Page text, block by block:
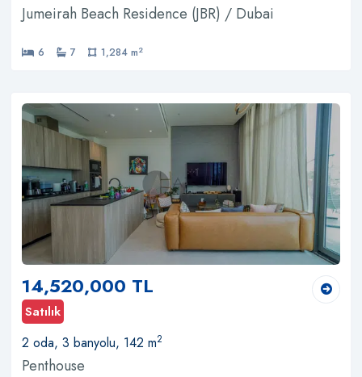
Jumeirah Beach Residence (JBR) / Dubai
6 7 1,284 m2
14,520,000 TL
Satılık
2 oda, 3 banyolu, 142 m2
Penthouse